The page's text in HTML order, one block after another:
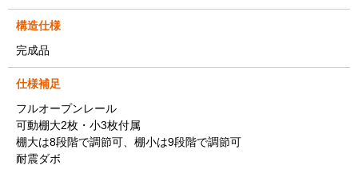
構造仕様
完成品
仕様補足
フルオープンレール
可動棚大2枚・小3枚付属
棚大は8段階で調節可、棚小は9段階で調節可
耐震ダボ